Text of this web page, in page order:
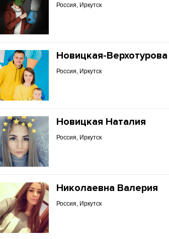
Россия, Иркутск
Новицкая-
Россия, Иркутск
Новицкая Наталия
Россия, Иркутск
Николаевна Валерия
Россия, Иркутск